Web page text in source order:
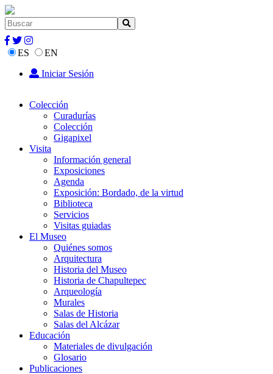
ES
EN
Iniciar Sesión
Colección
Curadurías
Colección
Gigapixel
Visita
Información general
Exposiciones
Agenda
Exposición: Bordado, de la virtud
Biblioteca
Servicios
Visitas guiadas
El Museo
Quiénes somos
Arquitectura
Historia del Museo
Historia de Chapultepec
Arqueología
Murales
Salas de Historia
Salas del Alcázar
Educación
Materiales de divulgación
Glosario
Publicaciones